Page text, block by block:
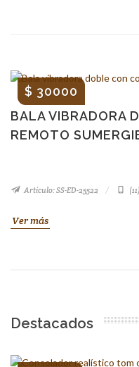
BALA VIBRADORA
REMOTO
$ 30000
Artículo: SS-ED-25522
Ver más
Destacados